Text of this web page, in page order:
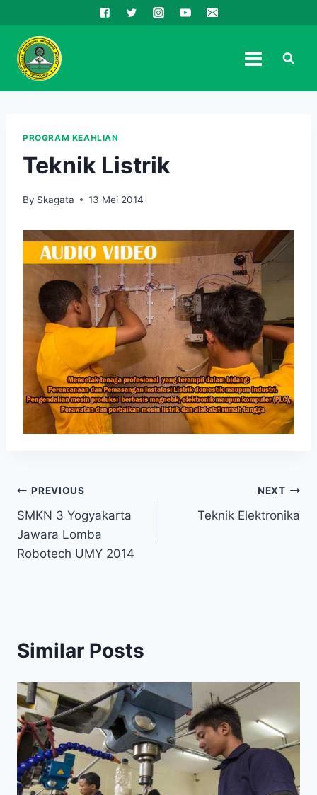
to
content
PROGRAM KEAHLIAN
Teknik Listrik
By Skagata 13 Mei 2014
Navigasi
pos
PREVIOUS
SMKN 3 Yogyakarta
Jawara Lomba
Robotech UMY 2014
NEXT
Teknik Elektronika
Similar Posts